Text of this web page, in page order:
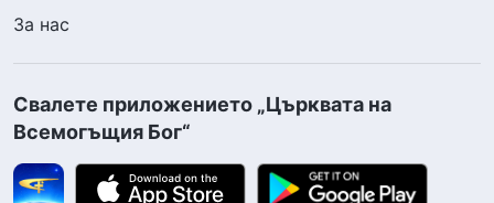
За нас
Свалете приложението „Църквата на
Всемогъщия Бог“